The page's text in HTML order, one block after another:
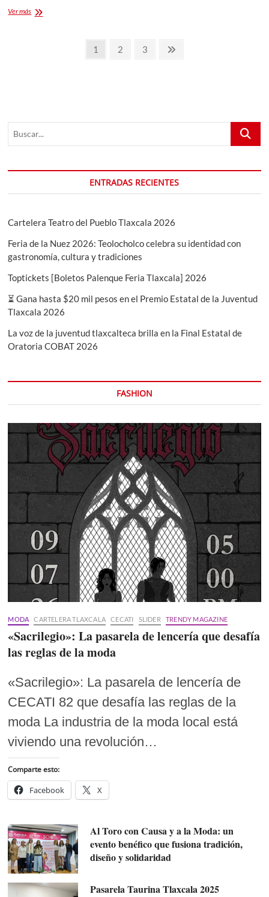
Ver más🎉
Página
1 Página
2 Página
3
Página
Buscar...
ENTRADAS RECIENTES
Cartelera Teatro del Pueblo Tlaxcala 2026
Feria de la Nuez 2026: Teolocholco celebra su identidad con
gastronomía, cultura y tradiciones
Toptickets [Boletos Palenque Feria Tlaxcala] 2026
⏳ Gana hasta $20 mil pesos en el Premio Estatal de la Juventud
Tlaxcala 2026
La voz de la juventud tlaxcalteca brilla en la Final Estatal de
Oratoria COBAT 2026
FASHION
MODA CARTELERA TLAXCALA CECATI SLIDER TRENDY MAGAZINE
«Sacrilegio»: La pasarela de lencería que desafía
las reglas de la moda
«Sacrilegio»: La pasarela de lencería de
CECATI 82 que desafía las reglas de la
moda La industria de la moda local está
viviendo una revolución…
Comparte esto:
Facebook X
Al Toro con Causa y a la Moda: un
evento benéfico que fusiona tradición,
diseño y solidaridad
Pasarela Taurina Tlaxcala 2025